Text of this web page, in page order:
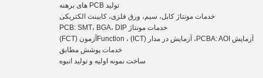
تولید PCB های برهنه
خدمات مونتاژ کابل، سیم، ورق فلزی، کابینت الکتریکی
خدمات مونتاژ PCB: SMT، BGA، DIP
آزمایش PCBA: AOI، آزمایش در مدار (ICT) ، Functio
n
آزمون (FCT)
خدمات پوشش مطابق
ساخت نمونه اولیه و تولید انبوه